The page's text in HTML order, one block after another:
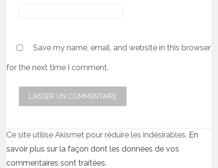
Save my name, email, and website in this browser
for the next time I comment.
Ce site utilise Akismet pour réduire les indésirables. En
savoir plus sur la façon dont les données de vos
commentaires sont traitées.